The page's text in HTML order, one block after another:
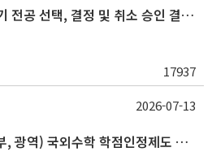
☆ [전공신청] 2026-2학기 전공 선택, 결정 및 취소 승인 결과 알림(심화전공 포함)
17937
☆ 학부대학(자유전공학부, 광역) 국외수학 학점인정제도 변경 안내(2027-1학기 파견학생부터)
2026-07-13